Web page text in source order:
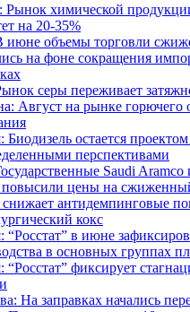
Рынок химической
на 20-35%
объемы торговли
на фоне сокращения
серы переживает
Август на рынке горючего
Биодизель остается
перспективами
Saudi Aramco
повысили цены на
антидемпинговые
кокс
“Росстат” в июне
в основных группах
“Росстат” фиксирует
На заправках начались